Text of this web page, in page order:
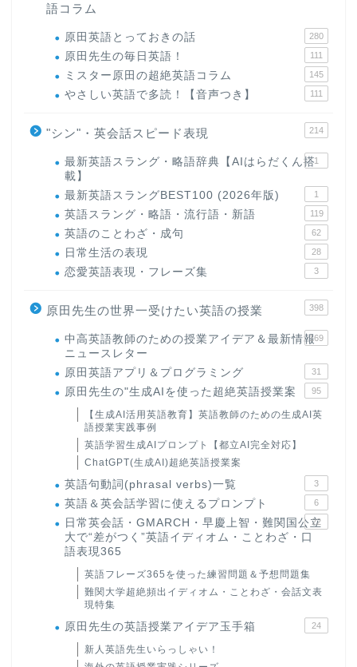
語コラム
原田英語とっておきの話 280
原田先生の毎日英語！ 111
ミスター原田の超絶英語コラム 145
やさしい英語で多読！【音声つき】 111
"シン"・英会話スピード表現 214
最新英語スラング・略語辞典【AIはらだくん搭
載】
1
最新英語スラングBEST100 (2026年版) 1
英語スラング・略語・流行語・新語 119
英語のことわざ・成句 62
日常生活の表現 28
恋愛英語表現・フレーズ集 3
原田先生の世界一受けたい英語の授業 398
中高英語教師のための授業アイデア＆最新情報
ニュースレター
169
原田英語アプリ＆プログラミング 31
原田先生の"生成AIを使った超絶英語授業案 95
【生成AI活用英語教育】英語教師のための生成AI英
語授業実践事例
英語学習生成AIプロンプト【都立AI完全対応】
ChatGPT(生成AI)超絶英語授業案
英語句動詞(phrasal verbs)一覧 3
英語＆英会話学習に使えるプロンプト 6
日常英会話・GMARCH・早慶上智・難関国公立
大で“差がつく”英語イディオム・ことわざ・口
語表現365
22
英語フレーズ365を使った練習問題＆予想問題集
難関大学超絶頻出イディオム・ことわざ・会話文表
現特集
原田先生の英語授業アイデア玉手箱 24
新人英語先生いらっしゃい！